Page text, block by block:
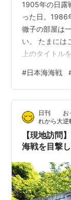
1905年の日露
った日。1986
徹子の部屋は
い。 たまには
上のタイトル
立ちよりくだ
#日本海海戦
日刊 おっ
れから大
【現地訪問
海戦を目撃